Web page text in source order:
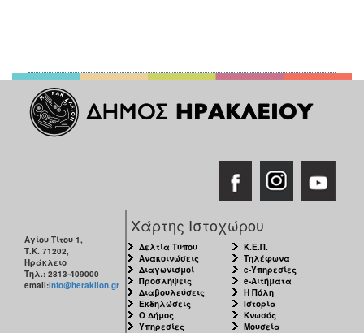
Αγίου Τίτου 1,
Τ.Κ. 71202,
Ηράκλειο
Τηλ.: 2813-409000
email:info@heraklion.gr
Χάρτης Ιστοχώρου
Δελτία Τύπου
Ανακοινώσεις
Διαγωνισμοί
Προσλήψεις
Διαβουλεύσεις
Εκδηλώσεις
Ο Δήμος
Υπηρεσίες
Κ.Ε.Π.
Τηλέφωνα
e-Υπηρεσίες
e-Αιτήματα
Η Πόλη
Ιστορία
Κνωσός
Μουσεία